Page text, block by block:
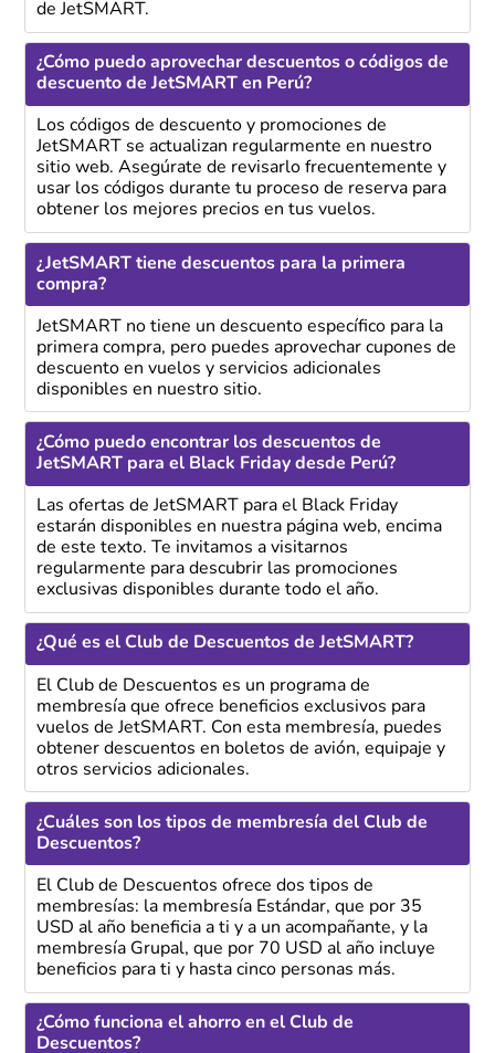
de JetSMART.
¿Cómo puedo aprovechar descuentos o códigos de
descuento de JetSMART en Perú?
Los códigos de descuento y promociones de
JetSMART se actualizan regularmente en nuestro
sitio web. Asegúrate de revisarlo frecuentemente y
usar los códigos durante tu proceso de reserva para
obtener los mejores precios en tus vuelos.
¿JetSMART tiene descuentos para la primera
compra?
JetSMART no tiene un descuento específico para la
primera compra, pero puedes aprovechar cupones de
descuento en vuelos y servicios adicionales
disponibles en nuestro sitio.
¿Cómo puedo encontrar los descuentos de
JetSMART para el Black Friday desde Perú?
Las ofertas de JetSMART para el Black Friday
estarán disponibles en nuestra página web, encima
de este texto. Te invitamos a visitarnos
regularmente para descubrir las promociones
exclusivas disponibles durante todo el año.
¿Qué es el Club de Descuentos de JetSMART?
El Club de Descuentos es un programa de
membresía que ofrece beneficios exclusivos para
vuelos de JetSMART. Con esta membresía, puedes
obtener descuentos en boletos de avión, equipaje y
otros servicios adicionales.
¿Cuáles son los tipos de membresía del Club de
Descuentos?
El Club de Descuentos ofrece dos tipos de
membresías: la membresía Estándar, que por 35
USD al año beneficia a ti y a un acompañante, y la
membresía Grupal, que por 70 USD al año incluye
beneficios para ti y hasta cinco personas más.
¿Cómo funciona el ahorro en el Club de
Descuentos?